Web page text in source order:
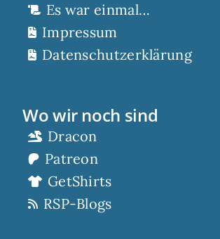
Es war einmal…
Impressum
Datenschutzerklärung
Wo wir noch sind
Dracon
Patreon
GetShirts
RSP-Blogs